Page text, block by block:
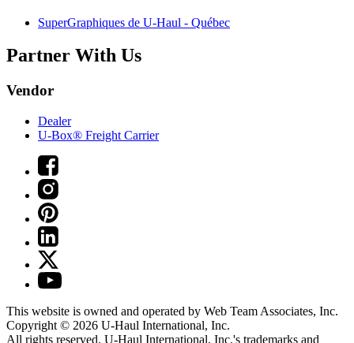
SuperGraphiques de U-Haul - Québec
Partner With Us
Vendor
Dealer
U-Box® Freight Carrier
This website is owned and operated by Web Team Associates, Inc.
Copyright © 2026 U-Haul International, Inc.
All rights reserved. U-Haul International, Inc.'s trademarks and